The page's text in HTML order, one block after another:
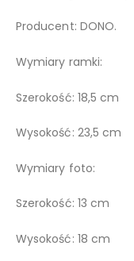
Producent: DONO.
Wymiary ramki:
Szerokość: 18,5 cm
Wysokość: 23,5 cm
Wymiary foto:
Szerokość: 13 cm
Wysokość: 18 cm